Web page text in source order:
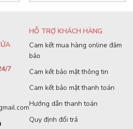
7
HỖ TRỢ KHÁCH HÀNG
Cam kết mua hàng online đảm
bảo
Cam kết bảo mật thông tin
Cam kết bảo mật thanh toán
Hướng dẫn thanh toán
Quy định đổi trả